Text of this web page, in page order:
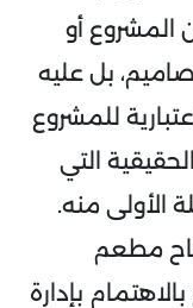
المشروع أو
بل عليه
للمشروع
التي
الأولى منه.
مطعم
بإدارة